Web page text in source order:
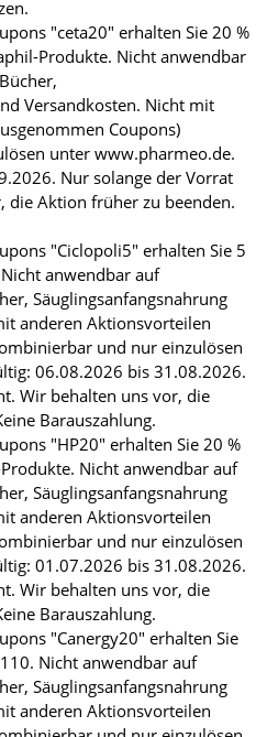
"ceta20" erhalten Sie 20 %
Produkte. Nicht anwendbar
Versandkosten. Nicht mit
Coupons)
unter www.pharmeo.de.
Nur solange der Vorrat
die Aktion früher zu beenden.
"Ciclopoli5" erhalten Sie 5
anwendbar auf
Säuglingsanfangsnahrung
anderen Aktionsvorteilen
und nur einzulösen
06.08.2026 bis 31.08.2026.
Wir behalten uns vor, die
Barauszahlung.
"HP20" erhalten Sie 20 %
Nicht anwendbar auf
Säuglingsanfangsnahrung
anderen Aktionsvorteilen
und nur einzulösen
01.07.2026 bis 31.08.2026.
Wir behalten uns vor, die
Barauszahlung.
"Canergy20" erhalten Sie
Nicht anwendbar auf
Säuglingsanfangsnahrung
anderen Aktionsvorteilen